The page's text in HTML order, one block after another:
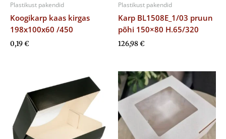
Plastikust pakendid
Koogikarp kaas kirgas
198x100x60 /450
0,19€
Plastikust pakendid
Karp BL1508E_1/03 pruun
põhi 150×80 H.65/320
126,98€